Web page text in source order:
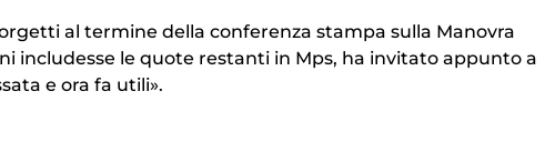
al termine della conferenza stampa sulla Manovra
includesse le quote restanti in Mps, ha invitato appunto a
e ora fa utili».